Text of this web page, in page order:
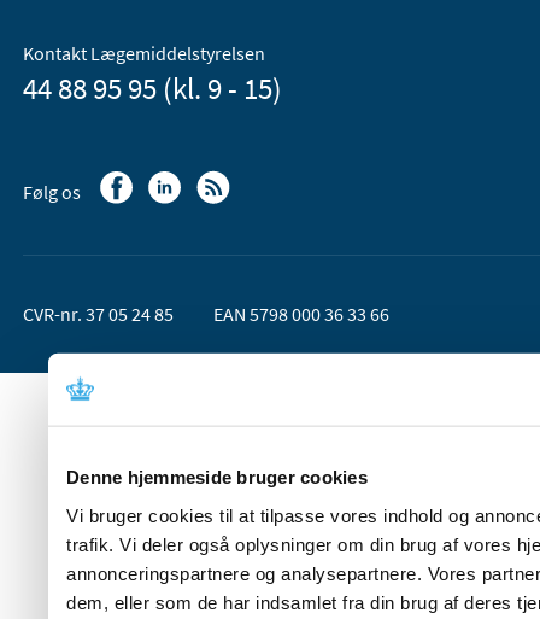
Denne hjemmeside bruger cookies
Vi bruger cookies til at tilpasse vores indhold og
trafik. Vi deler også oplysninger om din brug af vores
annonceringspartnere og analysepartnere. Vores
dem, eller som de har indsamlet fra din brug af deres
Kontakt Lægemiddelstyrelsen
44 88 95 95 (kl. 9 - 15)
Følg os
CVR-nr. 37 05 24 85 EAN 5798 000 36 33 66